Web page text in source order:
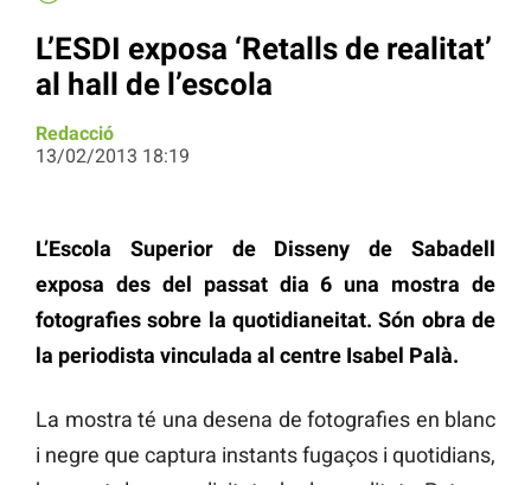
L’ESDI exposa ‘Retalls de realitat’
al hall de l’escola
Redacció
13/02/2013 18:19
L’Escola Superior de Disseny de Sabadell
exposa des del passat dia 6 una mostra de
fotografies sobre la quotidianeitat. Són obra de
la periodista vinculada al centre Isabel Palà.
La mostra té una desena de fotografies en blanc
i negre que captura instants fugaços i quotidians,